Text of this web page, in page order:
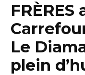
FRÈRES
Le
plein